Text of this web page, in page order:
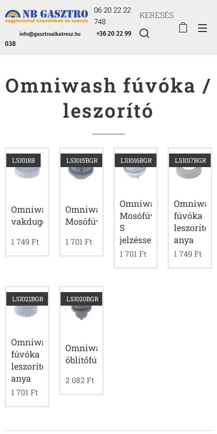
06 20 22 22
748
info@gasztroalkatresz.hu
+36 20 22 99
038
KERESÉS
Omniwash fúvóka /
leszorító
Omniwash
vakdugó
LSI018B
1 749 Ft
Omniwash
Mosófúvóka
LSI015BGR
1 701 Ft
Omniwash
Mosófúvóka
S
jelzéssel
LSI016BGR
1 701 Ft
fúvóka
leszorító
anya
LSI017BGR
1 749 Ft
Omniwash
fúvóka
leszorító
anya
LSI021BGR
1 701 Ft
Omniwash
öblítőfúvóka
LSI020BGR
2 082 Ft